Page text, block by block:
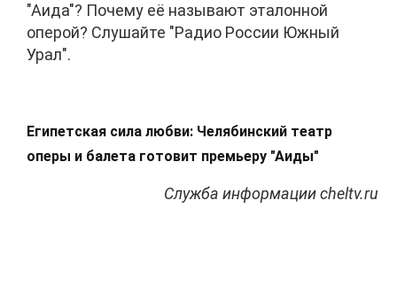
"Аида"? Почему её называют эталонной
оперой? Слушайте "Радио России Южный
Урал".
Египетская сила любви: Челябинский театр
оперы и балета готовит премьеру "Аиды"
Служба информации cheltv.ru